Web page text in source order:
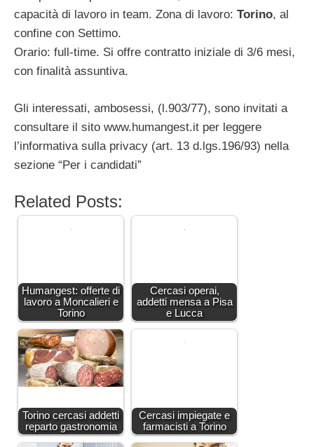
capacità di lavoro in team. Zona di lavoro: Torino, al
confine con Settimo.
Orario: full-time. Si offre contratto iniziale di 3/6 mesi,
con finalità assuntiva.
Gli interessati, ambosessi, (l.903/77), sono invitati a
consultare il sito www.humangest.it per leggere
l’informativa sulla privacy (art. 13 d.lgs.196/93) nella
sezione “Per i candidati”
Related Posts:
Humangest: offerte di
lavoro a Moncalieri e
Torino
Cercasi operai,
addetti mensa a Pisa
e Lucca
Torino cercasi addetti
reparto gastronomia
Cercasi impiegate e
farmacisti a Torino